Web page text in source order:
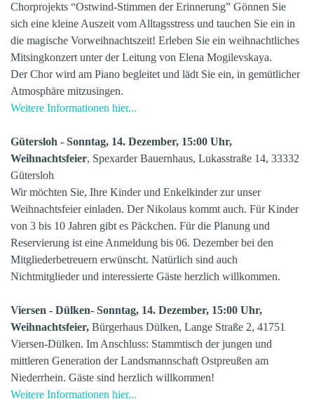
Chorprojekts “Ostwind-Stimmen der Erinnerung” Gönnen Sie
sich eine kleine Auszeit vom Alltagsstress und tauchen Sie ein in
die magische Vorweihnachtszeit! Erleben Sie ein weihnachtliches
Mitsingkonzert unter der Leitung von Elena Mogilevskaya.
Der Chor wird am Piano begleitet und lädt Sie ein, in gemütlicher
Atmosphäre mitzusingen.
Weitere Informationen hier...
Gütersloh - Sonntag, 14. Dezember, 15:00 Uhr,
Weihnachtsfeier, Spexarder Bauernhaus, Lukasstraße 14, 33332
Gütersloh
Wir möchten Sie, Ihre Kinder und Enkelkinder zur unser
Weihnachtsfeier einladen. Der Nikolaus kommt auch. Für Kinder
von 3 bis 10 Jahren gibt es Päckchen. Für die Planung und
Reservierung ist eine Anmeldung bis 06. Dezember bei den
Mitgliederbetreuern erwünscht. Natürlich sind auch
Nichtmitglieder und interessierte Gäste herzlich willkommen.
Viersen - Dülken- Sonntag, 14. Dezember, 15:00 Uhr,
Weihnachtsfeier, Bürgerhaus Dülken, Lange Straße 2, 41751
Viersen-Dülken. Im Anschluss: Stammtisch der jungen und
mittleren Generation der Landsmannschaft Ostpreußen am
Niederrhein. Gäste sind herzlich willkommen!
Weitere Informationen hier...